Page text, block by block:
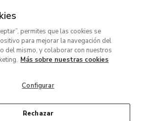
permites que las cookies se
para mejorar la navegación del
del mismo, y colaborar con nuestros
Más sobre nuestras cookies
Configurar
Rechazar